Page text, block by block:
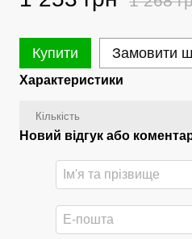
Купити Замовити
Характеристики
Кількість
Новий відгук або